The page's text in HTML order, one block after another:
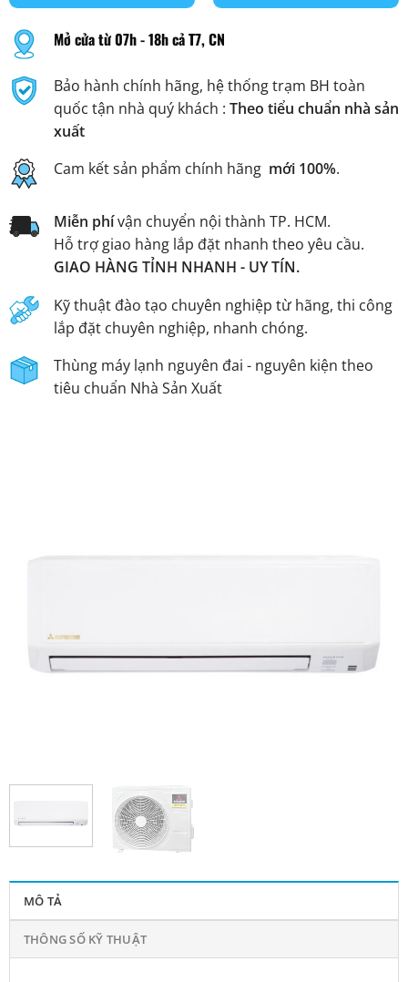
MÔ TẢ
THÔNG SỐ KỸ THUẬT
Mở cửa từ 07h - 18h cả T7, CN
Bảo hành chính hãng, hệ thống trạm BH toàn
quốc tận nhà quý khách : Theo tiểu chuẩn nhà sản
xuất
Cam kết sản phẩm chính hãng mới 100%.
Miễn phívận chuyển nội thành TP. HCM.
Hỗ trợ giao hàng lắp đặt nhanh theo yêu cầu.
GIAO HÀNG TỈNH NHANH - UY TÍN.
Kỹ thuật đào tạo chuyên nghiệp từ hãng, thi công
lắp đặt chuyên nghiệp, nhanh chóng.
Thùng máy lạnh nguyên đai - nguyên kiện theo
tiêu chuẩn Nhà Sản Xuất